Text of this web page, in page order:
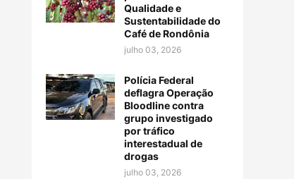
Qualidade e
Sustentabilidade do
Café de Rondônia
julho 03, 2026
Polícia Federal
deflagra Operação
Bloodline contra
grupo investigado
por tráfico
interestadual de
drogas
julho 03, 2026